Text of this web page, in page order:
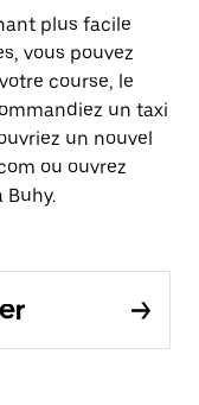
plus facile
vous pouvez
course, le
un taxi
un nouvel
ou ouvrez
Buhy.